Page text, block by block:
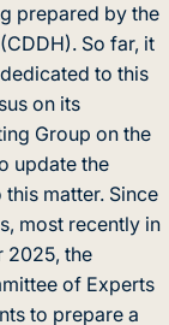
prepared by the
So far, it
to this
on its
Group on the
update the
matter. Since
most recently in
2025, the
of Experts
to prepare a